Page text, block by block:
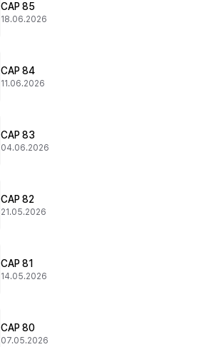
CAP 85
18.06.2026
CAP 84
11.06.2026
CAP 83
04.06.2026
CAP 82
21.05.2026
CAP 81
14.05.2026
CAP 80
07.05.2026